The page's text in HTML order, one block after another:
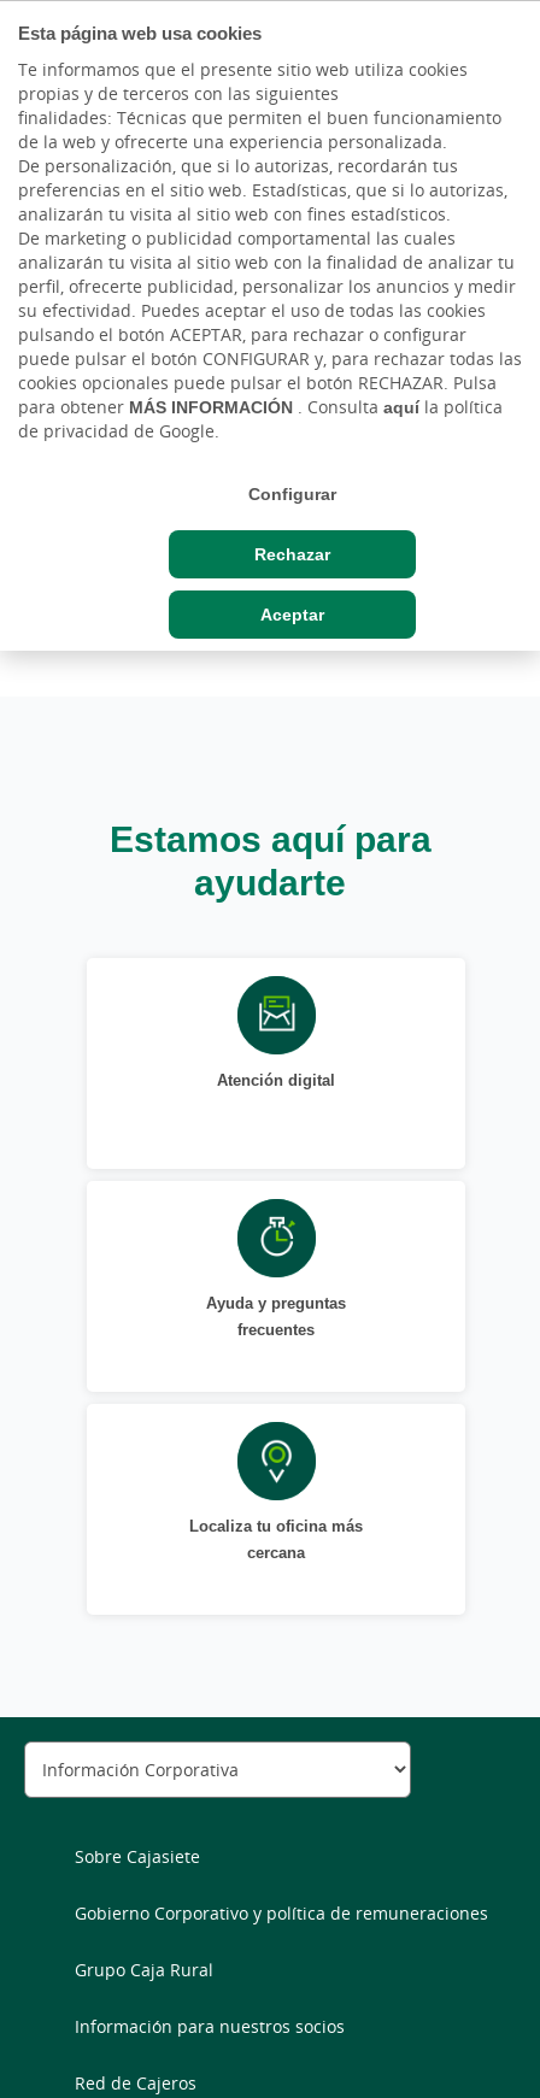
Esta página web usa cookies
Te informamos que el presente sitio web utiliza cookies
propias y de terceros con las siguientes
finalidades: Técnicas que permiten el buen funcionamiento
de la web y ofrecerte una experiencia personalizada.
De personalización, que si lo autorizas, recordarán tus
preferencias en el sitio web. Estadísticas, que si lo autorizas,
analizarán tu visita al sitio web con fines estadísticos.
De marketing o publicidad comportamental las cuales
analizarán tu visita al sitio web con la finalidad de analizar tu
perfil, ofrecerte publicidad, personalizar los anuncios y medir
su efectividad. Puedes aceptar el uso de todas las cookies
pulsando el botón ACEPTAR, para rechazar o configurar
puede pulsar el botón CONFIGURAR y, para rechazar todas las
cookies opcionales puede pulsar el botón RECHAZAR. Pulsa
para obtener MÁS INFORMACIÓN . Consulta aquíla política
de privacidad de Google.
Configurar
Rechazar
Aceptar
Asesoramiento Especializado
Estamos aquí para
ayudarte
Atención digital
Ayuda y preguntas
frecuentes
Localiza tu oficina más
cercana
Sobre Cajasiete
Gobierno Corporativo y política de remuneraciones
Grupo Caja Rural
Información para nuestros socios
Red de Cajeros